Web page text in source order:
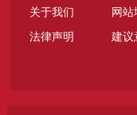
关于我们
网站
法律声明
建议